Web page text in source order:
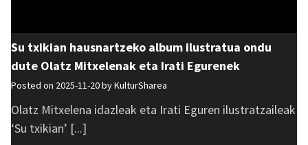
Su txikian hausnartzeko album ilustratua ondu
dute Olatz Mitxelenak eta Irati Egurenek
Posted on 2025-11-20 byKulturSharea
Olatz Mitxelena idazleak eta Irati Eguren ilustratzaileak
‘Su txikian’ [...]